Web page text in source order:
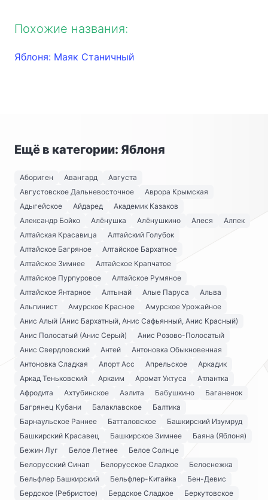
Похожие названия:
Яблоня: Маяк Станичный
Ещё в категории: Яблоня
Абориген Авангард
Августа
Августовское Дальневосточное
Аврора Крымская
Адыгейское
Айдаред
Академик Казаков
Александр Бойко
Алёнушка Алёнушкино Алеся
Алпек
Алтайская Красавица
Алтайский Голубок
Алтайское Багряное
Алтайское Бархатное
Алтайское Зимнее
Алтайское Крапчатое
Алтайское Пурпуровое
Алтайское Румяное
Алтайское Янтарное
Алтынай Алые Паруса
Альва
Альпинист
Амурское Красное
Амурское Урожайное
Анис Алый (Анис Бархатный, Анис Сафьянный, Анис Красный)
Анис Полосатый (Анис Серый)
Анис Розово-Полосатый
Анис Свердловский
Антей
Антоновка Обыкновенная
Антоновка Сладкая
Апорт Асс Апрельское
Аркадик
Аркад Теньковский
Аркаим Аромат Уктуса
Атлантка
Афродита
Ахтубинское Аэлита Бабушкино
Баганенок
Багрянец Кубани
Балаклавское
Балтика
Барнаульское Раннее
Батталовское
Башкирский Изумруд
Башкирский Красавец
Башкирское Зимнее
Баяна (Яблоня)
Бежин Луг
Белое Летнее
Белое Солнце
Белорусский Синап
Белорусское Сладкое
Белоснежка
Бельфлер Башкирский
Бельфлер-Китайка
Бен-Девис
Бердское (Ребристое)
Бердское Сладкое
Беркутовское